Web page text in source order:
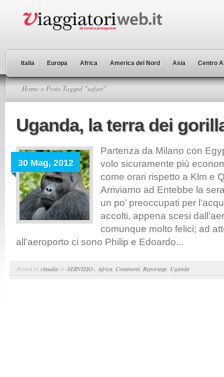
Italia Europa Africa America del Nord Asia Centro
Home » Posts Tagged "safari"
Uganda, la terra dei
30 Mag, 2012
Partenza da Milano con
volo sicuramente più
come orari rispetto a Klm e
Arriviamo ad Entebbe la
un po’ preoccupati per
accolti, appena scesi
comunque molto felici; ad
all’aeroporto ci sono Philip e Edoardo...
Posted byclaudia in -SERVIZIO- Africa Continenti, Reportage Uganda